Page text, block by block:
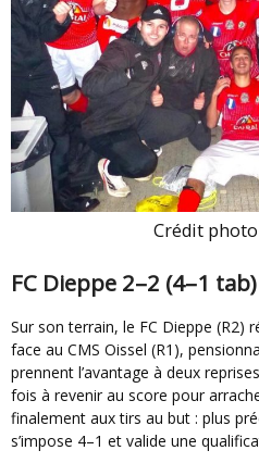
Crédit
FC Dieppe 2–2 (4–1
Sur son terrain, le FC Dieppe (R2) réalise une belle performance
face au CMS Oissel (R1),
prennent l’avantage à deux
fois à revenir au score pour
finalement aux tirs au but : plus
s’impose 4–1 et valide une